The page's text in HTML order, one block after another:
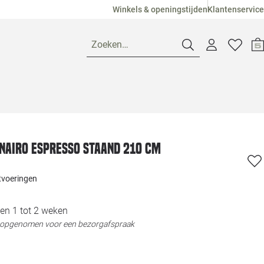
Winkels & openingstijdenKlantenservice
Zoeken…
espresso staand 210 cm
1 tot 2 weken
voor een bezorgafspraak